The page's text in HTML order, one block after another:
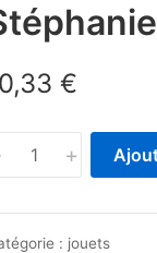
€
+
: jouets